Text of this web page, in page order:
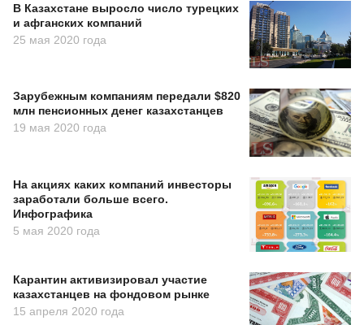
В Казахстане выросло число турецких
и афганских компаний
25 мая 2020 года
Зарубежным компаниям передали $820
млн пенсионных денег казахстанцев
19 мая 2020 года
На акциях каких компаний инвесторы
заработали больше всего.
Инфографика
5 мая 2020 года
Карантин активизировал участие
казахстанцев на фондовом рынке
15 апреля 2020 года